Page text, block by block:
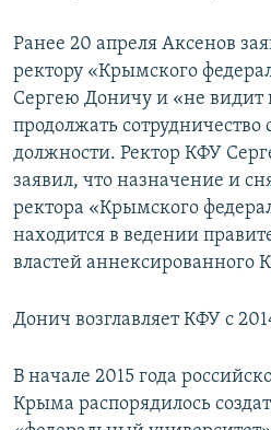
Ранее 20 апреля Аксенов
ректору «Крымского
Сергею Доничу и «не видит
продолжать
должности. Ректор КФУ
заявил, что назначение и
ректора «Крымского
находится в ведении
властей аннексированного
Донич возглавляет КФУ с
В начале 2015 года
Крыма распорядилось